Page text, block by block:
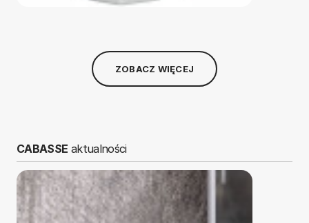
ZOBACZ WIĘCEJ
CABASSE aktualności